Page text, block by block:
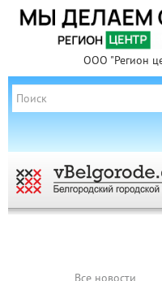
ООО "Регион
Все новости